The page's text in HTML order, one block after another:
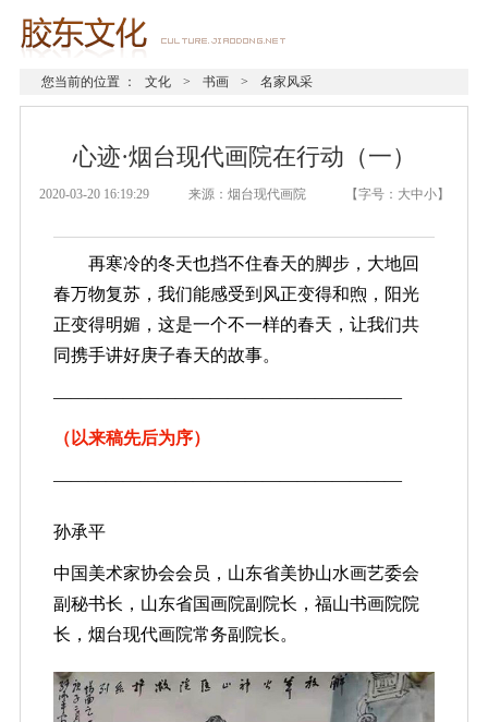
您当前的位置 ： 文化 > 书画 > 名家风采
心迹·烟台现代画院在行动（一）
2020-03-20 16:19:29 来源：烟台现代画院 【字号： 大中小】
再寒冷的冬天也挡不住春天的脚步，大地回
春万物复苏，我们能感受到风正变得和煦，阳光
正变得明媚，这是一个不一样的春天，让我们共
同携手讲好庚子春天的故事。
————————————————————
（以来稿先后为序）
————————————————————
孙承平
中国美术家协会会员，山东省美协山水画艺委会
副秘书长，山东省国画院副院长，福山书画院院
长，烟台现代画院常务副院长。